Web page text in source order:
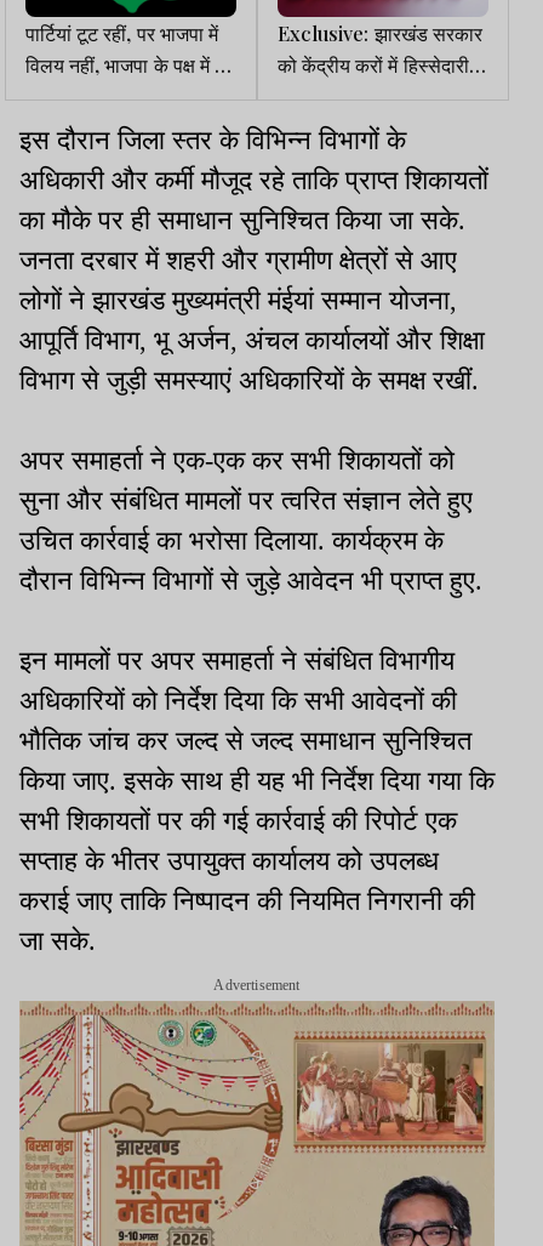
पार्टियां टूट रहीं, पर भाजपा में
विलय नहीं, भाजपा के पक्ष में बन
रहा थर्ड फ्रंट
Exclusive: झारखंड सरकार
को केंद्रीय करों में हिस्सेदारी
पहले के मुकाबले ज्यादा मिली,
अनुदान में फूटी कौड़ी नहीं
इस दौरान जिला स्तर के विभिन्न विभागों के
अधिकारी और कर्मी मौजूद रहे ताकि प्राप्त शिकायतों
का मौके पर ही समाधान सुनिश्चित किया जा सके.
जनता दरबार में शहरी और ग्रामीण क्षेत्रों से आए
लोगों ने झारखंड मुख्यमंत्री मंईयां सम्मान योजना,
आपूर्ति विभाग, भू अर्जन, अंचल कार्यालयों और शिक्षा
विभाग से जुड़ी समस्याएं अधिकारियों के समक्ष रखीं.
अपर समाहर्ता ने एक-एक कर सभी शिकायतों को
सुना और संबंधित मामलों पर त्वरित संज्ञान लेते हुए
उचित कार्रवाई का भरोसा दिलाया. कार्यक्रम के
दौरान विभिन्न विभागों से जुड़े आवेदन भी प्राप्त हुए.
इन मामलों पर अपर समाहर्ता ने संबंधित विभागीय
अधिकारियों को निर्देश दिया कि सभी आवेदनों की
भौतिक जांच कर जल्द से जल्द समाधान सुनिश्चित
किया जाए. इसके साथ ही यह भी निर्देश दिया गया कि
सभी शिकायतों पर की गई कार्रवाई की रिपोर्ट एक
सप्ताह के भीतर उपायुक्त कार्यालय को उपलब्ध
कराई जाए ताकि निष्पादन की नियमित निगरानी की
जा सके.
Advertisement